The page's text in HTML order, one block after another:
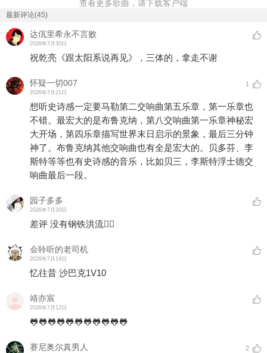
查看更多歌曲，请下载客户端
最新评论(45)
达佤里希永不言败
2026年7月30日
祝乾亮《跟太阳系说再见》，三体的，拿走不谢
怀疑一切007
2026年7月21日
1
想听史诗感一定要马勒第二交响曲第五乐章，第一乐章也
不错。最宏大的是布鲁克纳，第八交响曲第一乐章神秘宏
大开场，第四乐章描写世界末日启示的景象，最后三分钟
神了。布鲁克纳其他交响曲也有全是宏大的。贝多芬、李
斯特等等也有史诗感的音乐，比如贝三，李斯特浮士德交
响曲最后一段。
园子多多
2026年7月20日
差评 没有钢铁洪流👎🏻
会聆听的老司机
2026年7月19日
忆往昔 沙巴克1V10
靖亦宸
2026年7月12日
🐸🐸🐸🐸🐸🐸🐸🐸🐸🐸🐸
赛尼奥尔真男人 2